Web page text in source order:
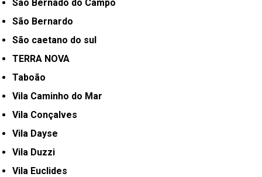
São Bernado do Campo
São Bernardo
São caetano do sul
TERRA NOVA
Taboão
Vila Caminho do Mar
Vila Conçalves
Vila Dayse
Vila Duzzi
Vila Euclides